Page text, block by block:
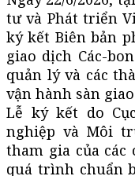
tư và Phát triển
ký kết Biên bản
giao dịch Các-
quản lý và các
vận hành sàn
Lễ ký kết do
nghiệp và Môi
tham gia của
quá trình chuẩn